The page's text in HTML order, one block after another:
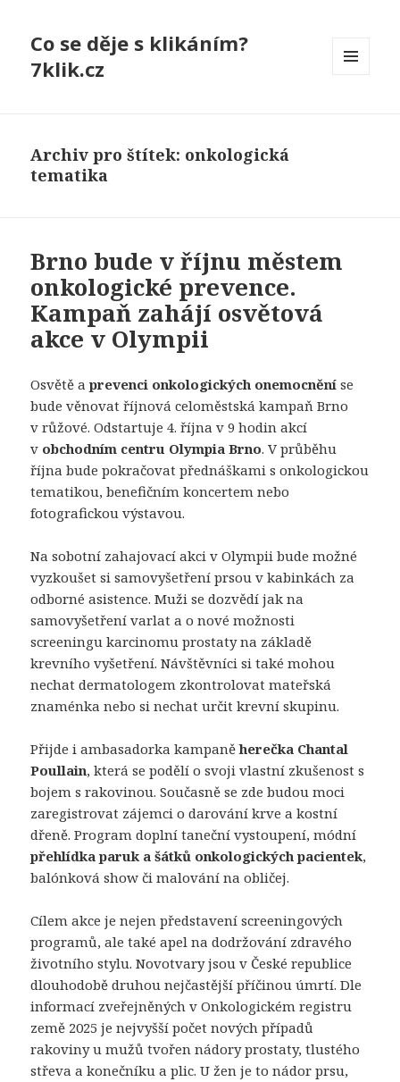
Co se děje s klikáním?
7klik.cz
Archiv pro štítek: onkologická
tematika
Brno bude v říjnu městem
onkologické prevence.
Kampaň zahájí osvětová
akce v Olympii
Osvětě aprevenci onkologických onemocnění se
bude věnovat říjnová celoměstská kampaň Brno
v růžové. Odstartuje 4. října v 9 hodin akcí
v obchodním centru Olympia Brno. V průběhu
října bude pokračovat přednáškami s onkologickou
tematikou, benefičním koncertem nebo
fotografickou výstavou.
Na sobotní zahajovací akci v Olympii bude možné
vyzkoušet si samovyšetření prsou v kabinkách za
odborné asistence. Muži se dozvědí jak na
samovyšetření varlat a o nové možnosti
screeningu karcinomu prostaty na základě
krevního vyšetření. Návštěvníci si také mohou
nechat dermatologem zkontrolovat mateřská
znaménka nebo si nechat určit krevní skupinu.
Přijde i ambasadorka kampaněherečka Chantal
Poullain, která se podělí o svoji vlastní zkušenost s
bojem s rakovinou. Současně se zde budou moci
zaregistrovat zájemci o darování krve a kostní
dřeně. Program doplní taneční vystoupení, módní
přehlídka paruk a šátků onkologických pacientek,
balónková show či malování na obličej.
Cílem akce je nejen představení screeningových
programů, ale také apel na dodržování zdravého
životního stylu. Novotvary jsou v České republice
dlouhodobě druhou nejčastější příčinou úmrtí. Dle
informací zveřejněných v Onkologickém registru
země 2025 je nejvyšší počet nových případů
rakoviny u mužů tvořen nádory prostaty, tlustého
střeva a konečníku a plic. U žen je to nádor prsu,